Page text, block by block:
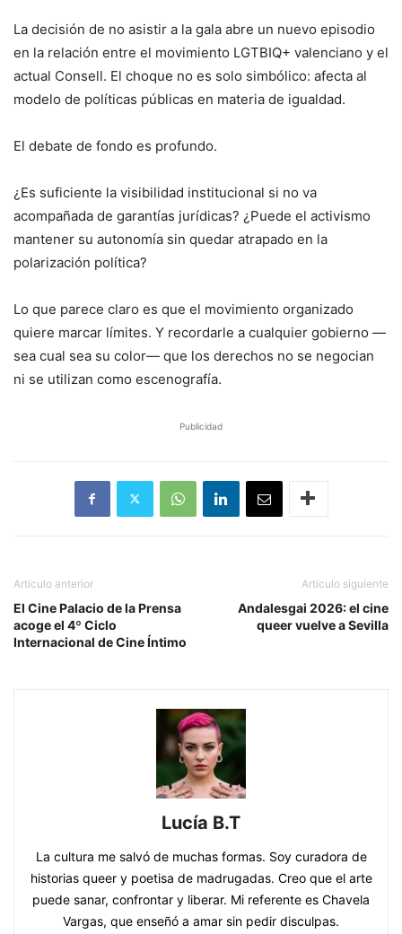
La decisión de no asistir a la gala abre un nuevo episodio
en la relación entre el movimiento LGTBIQ+ valenciano y el
actual Consell. El choque no es solo simbólico: afecta al
modelo de políticas públicas en materia de igualdad.
El debate de fondo es profundo.
¿Es suficiente la visibilidad institucional si no va
acompañada de garantías jurídicas? ¿Puede el activismo
mantener su autonomía sin quedar atrapado en la
polarización política?
Lo que parece claro es que el movimiento organizado
quiere marcar límites. Y recordarle a cualquier gobierno —
sea cual sea su color— que los derechos no se negocian
ni se utilizan como escenografía.
Publicidad
Artículo anterior
El Cine Palacio de la Prensa
acoge el 4º Ciclo
Internacional de Cine Íntimo
Artículo siguiente
Andalesgai 2026: el cine
queer vuelve a Sevilla
Lucía B.T
La cultura me salvó de muchas formas. Soy curadora de
historias queer y poetisa de madrugadas. Creo que el arte
puede sanar, confrontar y liberar. Mi referente es Chavela
Vargas, que enseñó a amar sin pedir disculpas.